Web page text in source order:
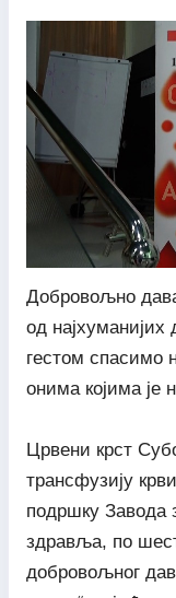
Добровољно
од
гестом спасимо
онима којима је
Црвени крст
трансфузију
подршку Завода
здравља, по
добровољног